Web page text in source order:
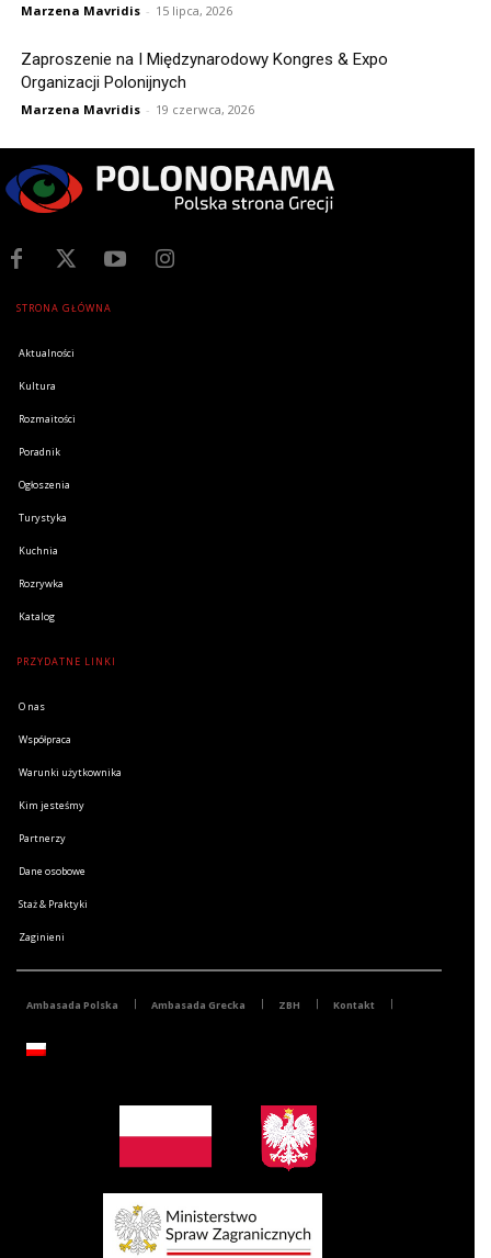
Marzena Mavridis - 15 lipca, 2026
Zaproszenie na I Międzynarodowy Kongres & Expo
Organizacji Polonijnych
Marzena Mavridis - 19 czerwca, 2026
STRONA GŁÓWNA
Aktualności
Kultura
Rozmaitości
Poradnik
Ogłoszenia
Turystyka
Kuchnia
Rozrywka
Katalog
PRZYDATNE LINKI
O nas
Współpraca
Warunki użytkownika
Kim jesteśmy
Partnerzy
Dane osobowe
Staż & Praktyki
Zaginieni
Ambasada Polska Ambasada Grecka ZBH Kontakt